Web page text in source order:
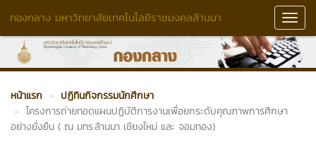
กองกลาง มหาวิทยาลัยเทคโนโลยีราชมงคลล้านนา
หน้าแรก
ปฏิทินกิจกรรมนักศึกษา
โครงการถ่ายทอดแผนปฏิบัติการงานเพื่อยกระดับคุณภาพการศึกษา
อย่างยั่งยืน ( ณ มทร.ล้านนา เชียงใหม่ และ จอมทอง)